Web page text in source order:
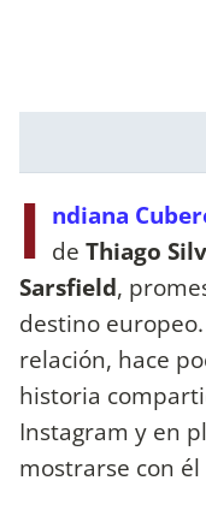
I ndiana
de Thiago
Sarsfield,
destino
relación, hace
historia
Instagram y en
mostrarse con